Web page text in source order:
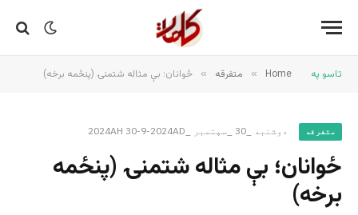
تاسو په Home
» متفرقه » ځوانان؛ بې مثاله شتمنۍ (پنځمه برخه)
متفرقه دوشنبه _30 _سپتمبر _2024AH 30-9-2024AD
ځوانان؛ بې مثاله شتمنۍ (پنځمه
برخه)